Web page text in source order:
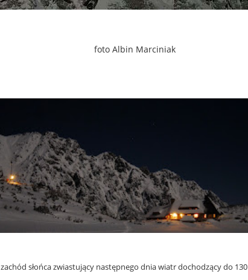
foto Albin Marciniak
zachód słońca zwiastujący następnego dnia wiatr dochodzący do